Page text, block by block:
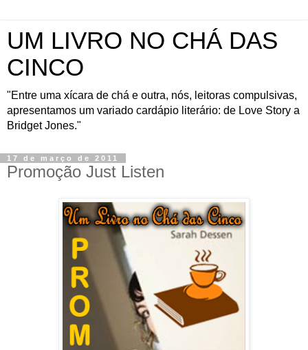
UM LIVRO NO CHÁ DAS
CINCO
"Entre uma xícara de chá e outra, nós, leitoras compulsivas,
apresentamos um variado cardápio literário: de Love Story a
Bridget Jones."
17 de março de 2011
Promoção Just Listen